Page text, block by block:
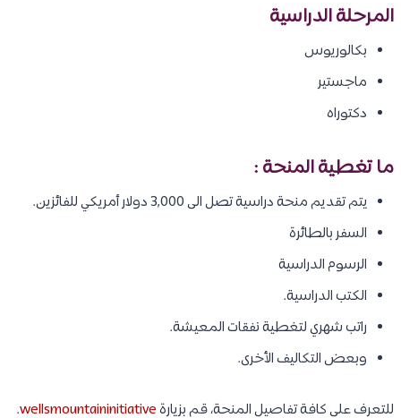
المرحلة الدراسية
بكالوريوس
ماجستير
دكتوراه
ما تغطية المنحة :
يتم تقديم منحة دراسية تصل الى 3,000 دولار أمريكي للفائزين.
السفر بالطائرة
الرسوم الدراسية
الكتب الدراسية.
راتب شهري لتغطية نفقات المعيشة.
وبعض التكاليف الأخرى.
للتعرف على كافة تفاصيل المنحة، قم بزيارةwellsmountaininitiative
.